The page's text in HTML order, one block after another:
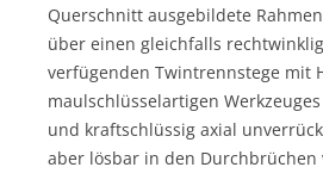
Querschnitt ausgebildete
über einen gleichfalls
verfügenden Twintrennstege mit
maulschlüsselartigen
und kraftschlüssig axial
aber lösbar in den Durchbrüchen